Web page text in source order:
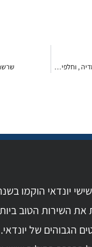
את השירות הטוב
הגבוהים של יונדאי.